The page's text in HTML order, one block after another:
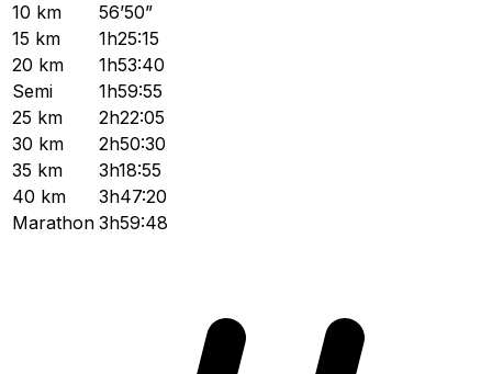
10 km
56’50”
15 km
1h25:15
20 km
1h53:40
Semi
1h59:55
25 km
2h22:05
30 km
2h50:30
35 km
3h18:55
40 km
3h47:20
Marathon 3h59:48